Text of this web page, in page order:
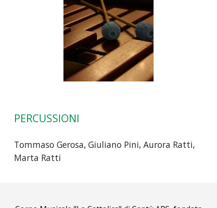
PERCUSSIONI
Tommaso Gerosa, Giuliano Pini, Aurora Ratti,
Marta Ratti